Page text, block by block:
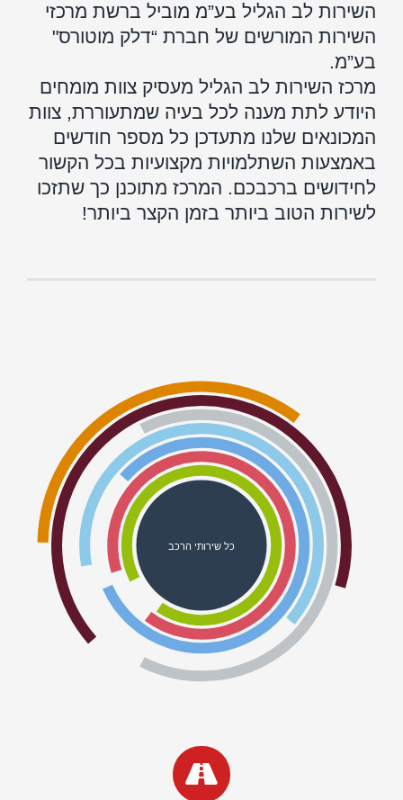
השירות לב הגליל בע”מ מוביל ברשת מרכזי
השירות המורשים של חברת “דלק מוטורס"
בע”מ.
מרכז השירות לב הגליל מעסיק צוות מומחים
היודע לתת מענה לכל בעיה שמתעוררת, צוות
המכונאים שלנו מתעדכן כל מספר חודשים
באמצעות השתלמויות מקצועיות בכל הקשור
לחידושים ברכבכם. המרכז מתוכנן כך שתזכו
לשירות הטוב ביותר בזמן הקצר ביותר!
כל שירותי הרכב